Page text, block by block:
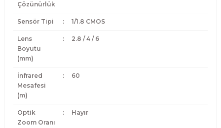
Çözünürlük
Sensör Tipi : 1/1.8 CMOS
Lens
Boyutu
(mm)
: 2.8 / 4 / 6
İnfrared
Mesafesi
(m)
: 60
Optik
Zoom Oranı
: Hayır